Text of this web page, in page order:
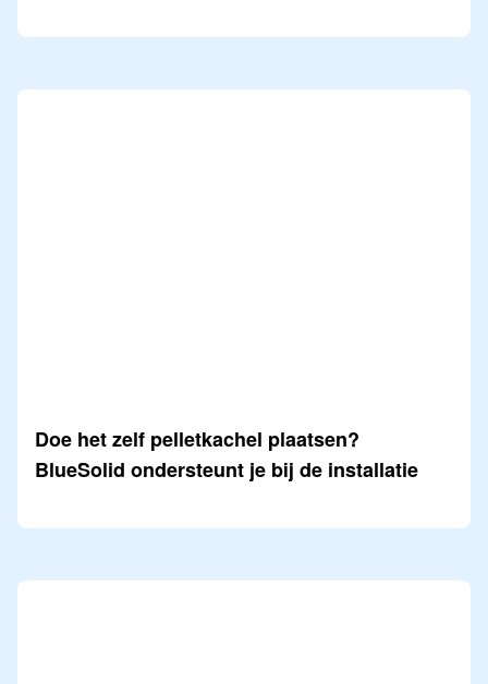
Doe het zelf pelletkachel plaatsen?
BlueSolid ondersteunt je bij de installatie